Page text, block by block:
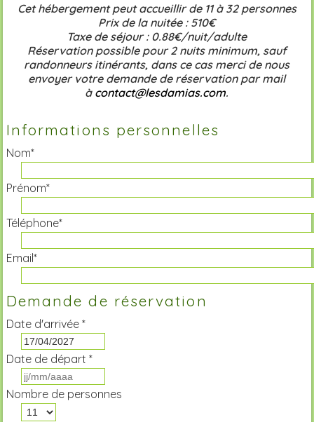
Cet hébergement peut accueillir de 11 à 32 personnes
Prix de la nuitée : 510€
Taxe de séjour : 0.88€/nuit/adulte
Réservation possible pour 2 nuits minimum, sauf
randonneurs itinérants, dans ce cas merci de nous
envoyer votre demande de réservation par mail
à contact@lesdamias.com.
Informations personnelles
Nom*
Prénom*
Téléphone*
Email*
Demande de réservation
Date d'arrivée *
Date de départ *
Nombre de personnes